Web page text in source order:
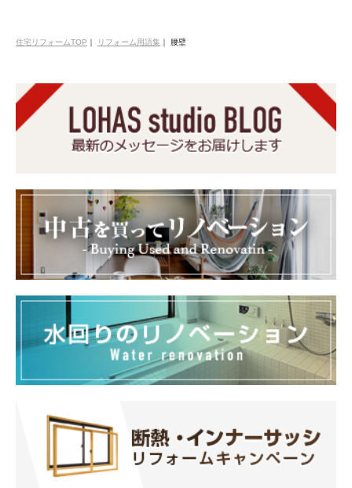
住宅リフォームTOP ｜ リフォーム用語集 ｜ 腰壁